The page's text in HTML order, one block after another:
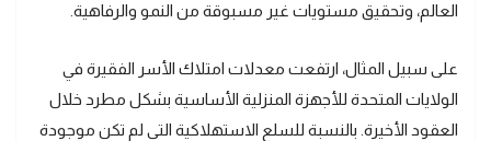
العالم، وتحقيق مستويات غير مسبوقة من النمو والرفاهية.
على سبيل المثال، ارتفعت معدلات امتلاك الأسر الفقيرة في
الولايات المتحدة للأجهزة المنزلية الأساسية بشكل مطرد خلال
العقود الأخيرة. بالنسبة للسلع الاستهلاكية التي لم تكن موجودة